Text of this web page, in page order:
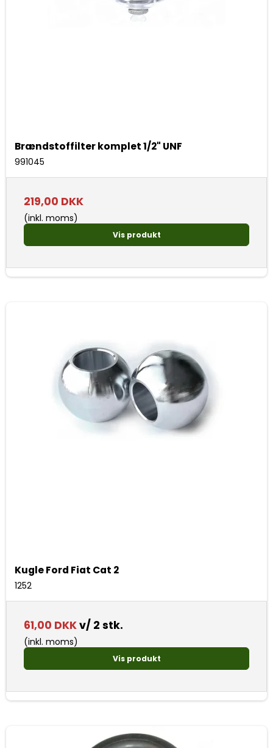
Brændstoffilter komplet 1/2" UNF
991045
219,00 DKK
(inkl. moms)
Vis produkt
Kugle Ford Fiat Cat 2
1252
61,00 DKKv/ 2 stk.
(inkl. moms)
Vis produkt